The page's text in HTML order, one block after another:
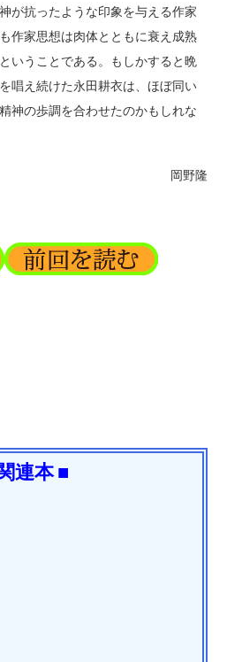
が抗ったような印象を与える作家
作家思想は肉体とともに衰え成熟
いうことである。もしかすると晩
唱え続けた永田耕衣は、ほぼ同い
神の歩調を合わせたのかもしれな
岡野隆
連本 ■